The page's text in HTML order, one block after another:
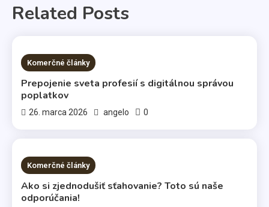
Related Posts
3 MINS READ
Komerčné články
Prepojenie sveta profesií s digitálnou správou
poplatkov
26. marca 2026 angelo 0
2 MINS READ
Komerčné články
Ako si zjednodušiť sťahovanie? Toto sú naše
odporúčania!